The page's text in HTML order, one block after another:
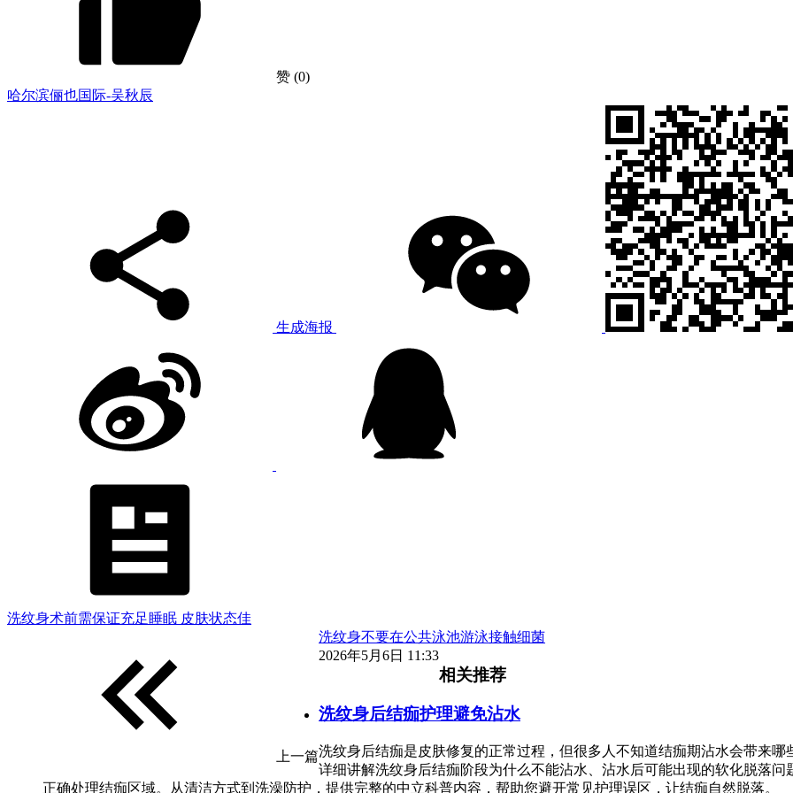
赞 (0)
哈尔滨俪也国际-吴秋辰
生成海报
洗纹身术前需保证充足睡眠 皮肤状态佳
上一篇
洗纹身不要在公共泳池游泳接触细菌
2026年5月6日 11:33
相关推荐
洗纹身后结痂护理避免沾水
洗纹身后结痂是皮肤修复的正常过程，但很多人不知道结痂期沾水会带来哪
详细讲解洗纹身后结痂阶段为什么不能沾水、沾水后可能出现的软化脱落问
正确处理结痂区域。从清洁方式到洗澡防护，提供完整的中立科普内容，帮助您避开常见护理误区，让结痂自然脱落。